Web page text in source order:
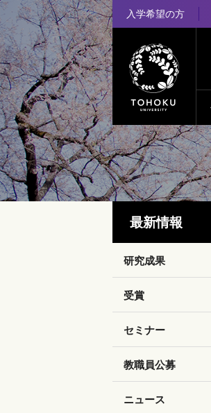
入学希望の方
最新情報
研究成果
受賞
セミナー
教職員公募
ニュース